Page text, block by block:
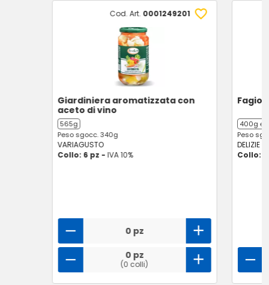
Cod. Art. 0001249201
Giardiniera aromatizzata con
aceto di vino
565g
Peso sgocc. 340g
VARIAGUSTO
Collo: 6 pz - IVA 10%
0 pz
0 pz
(0 colli)
400g ℮
Peso
DELIZIE
Collo: